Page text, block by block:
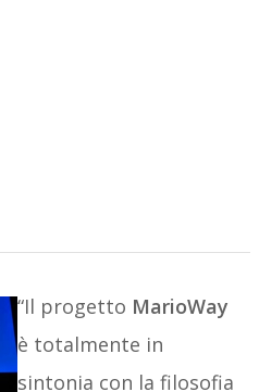
“Il progetto MarioWay
è totalmente in
sintonia con la filosofia